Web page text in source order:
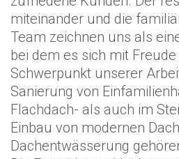
miteinander und die
Team zeichnen uns als
bei dem es sich mit
Schwerpunkt unserer
Sanierung von
Flachdach- als auch im
Einbau von modernen
Dachentwässerung